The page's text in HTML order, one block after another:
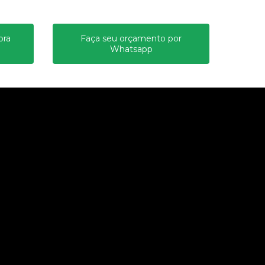
Faça seu orçamento por
Whatsapp